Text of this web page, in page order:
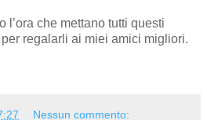
l’ora che mettano tutti questi
per regalarli ai miei amici migliori.
Nessun commento: